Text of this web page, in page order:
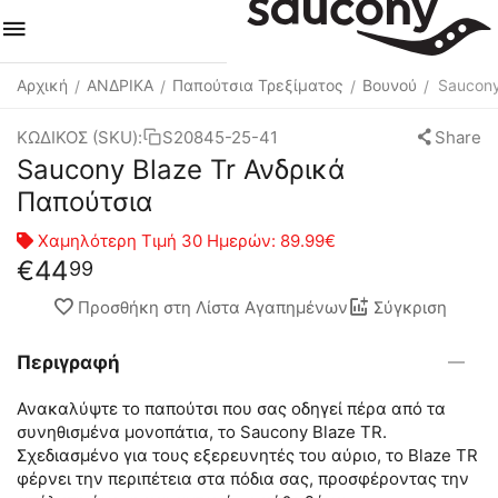
Αρχική / ΑΝΔΡΙΚΑ / Παπούτσια Τρεξίματος / Βουνού /
ΚΩΔΙΚΟΣ (SKU): S20845-25-41 Share
Saucony Blaze Tr Ανδρικά
Παπούτσια
Χαμηλότερη Τιμή 30 Ημερών: 89.99€
€4499
Προσθήκη στη Λίστα Αγαπημένων Σύγκριση
Περιγραφή
Ανακαλύψτε το παπούτσι που σας οδηγεί πέρα από τα
συνηθισμένα μονοπάτια, το Saucony Blaze TR.
Σχεδιασμένο για τους εξερευνητές του αύριο, το Blaze TR
φέρνει την περιπέτεια στα πόδια σας, προσφέροντας την